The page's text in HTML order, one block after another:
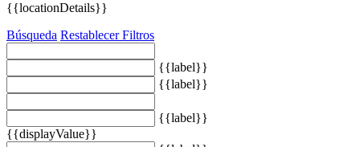
{{locationDetails}}
Búsqueda Restablecer Filtros
{{label}}
{{label}}
{{label}}
{{displayValue}}